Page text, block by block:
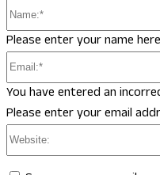
Please enter your name here
You have entered an
Please enter your email